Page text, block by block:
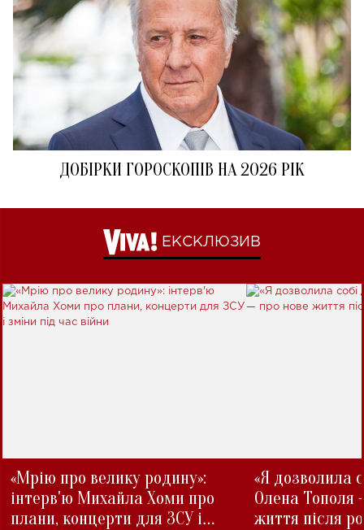
ДОБІРКИ ГОРОСКОПІВ НА 2026 РІК
ЕКСКЛЮЗИВ
«Мрію про велику родину»:
інтерв'ю Михайла Хоми про
плани, концерти для ЗСУ і
«Я дозволила
Олена Тополя
життя після